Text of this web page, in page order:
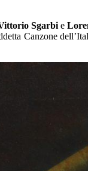
Sgarbi e
Canzone